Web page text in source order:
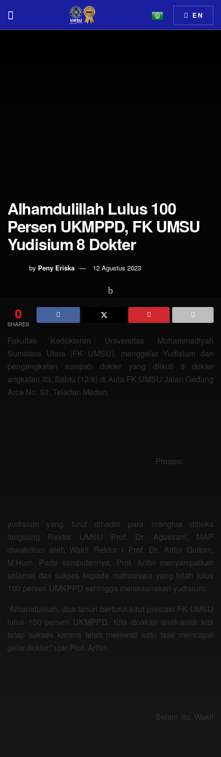
EN
Alhamdulillah Lulus 100
Persen UKMPPD, FK UMSU
Yudisium 8 Dokter
by Peny Eriska 12 Agustus 2023
0
SHARES
Fakultas Kedokteran Universitas Muhammadiyah
Sumatera Utara (FK UMSU), menggelar Yudisium dan
pengangkatan sumpah dokter yang diikuti 8 dokter
angkatan 33, Sabtu (12/8) di Aula FK UMSU Jalan Gedung
Arca No. 53, Teladan Medan.
Prosesi
yudisium yang turut dihadiri para orangtua dibuka
langsung Rektor UMSU Prof. Dr. Agussani, MAP
diwakilkan oleh Wakil Rektor I Prof. Dr. Arifin Gultom,
M.Hum. Pada sambutannya, Prof. Arifin menyampaikan
selamat dan sukses kepada mahasiswa yang telah lulus
100 persen UMKPPD sehingga melaksanakan yudisium.
“Alhamdulillah, dua tahun berturut-turut prestasi FK UMSU
lulus 100 persen UKMPPD. Kita doakan anak-anak kita
tetap sukses karena telah melewati satu fase mencapai
gelar dokter,” ujar Prof. Arifin.
Selain itu, Wakil